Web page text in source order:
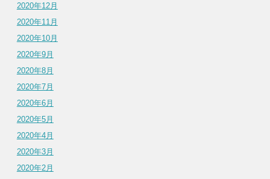
2020年12月
2020年11月
2020年10月
2020年9月
2020年8月
2020年7月
2020年6月
2020年5月
2020年4月
2020年3月
2020年2月